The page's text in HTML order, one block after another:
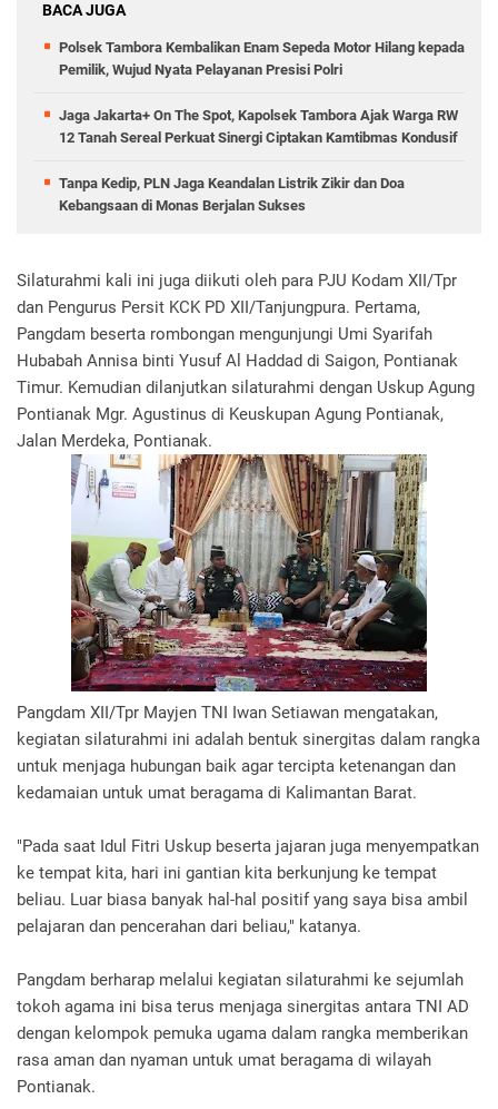
BACA JUGA
Polsek Tambora Kembalikan Enam Sepeda Motor Hilang kepada
Pemilik, Wujud Nyata Pelayanan Presisi Polri
Jaga Jakarta+ On The Spot, Kapolsek Tambora Ajak Warga RW
12 Tanah Sereal Perkuat Sinergi Ciptakan Kamtibmas Kondusif
Tanpa Kedip, PLN Jaga Keandalan Listrik Zikir dan Doa
Kebangsaan di Monas Berjalan Sukses
Silaturahmi kali ini juga diikuti oleh para PJU Kodam XII/Tpr
dan Pengurus Persit KCK PD XII/Tanjungpura. Pertama,
Pangdam beserta rombongan mengunjungi Umi Syarifah
Hubabah Annisa binti Yusuf Al Haddad di Saigon, Pontianak
Timur. Kemudian dilanjutkan silaturahmi dengan Uskup Agung
Pontianak Mgr. Agustinus di Keuskupan Agung Pontianak,
Jalan Merdeka, Pontianak.
Pangdam XII/Tpr Mayjen TNI Iwan Setiawan mengatakan,
kegiatan silaturahmi ini adalah bentuk sinergitas dalam rangka
untuk menjaga hubungan baik agar tercipta ketenangan dan
kedamaian untuk umat beragama di Kalimantan Barat.
"Pada saat Idul Fitri Uskup beserta jajaran juga menyempatkan
ke tempat kita, hari ini gantian kita berkunjung ke tempat
beliau. Luar biasa banyak hal-hal positif yang saya bisa ambil
pelajaran dan pencerahan dari beliau," katanya.
Pangdam berharap melalui kegiatan silaturahmi ke sejumlah
tokoh agama ini bisa terus menjaga sinergitas antara TNI AD
dengan kelompok pemuka ugama dalam rangka memberikan
rasa aman dan nyaman untuk umat beragama di wilayah
Pontianak.